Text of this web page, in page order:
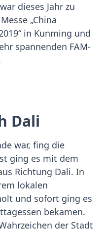
dieses Jahr zu
„China
in Kunming und
spannenden FAM-
Dali
war, fing die
ging es mit dem
Richtung Dali. In
lokalen
und sofort ging es
bekamen.
der Stadt